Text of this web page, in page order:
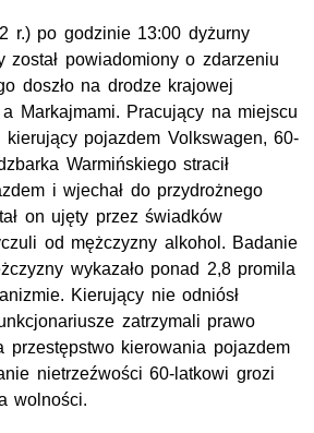
r.) po godzinie 13:00 dyżurny
został powiadomiony o zdarzeniu
doszło na drodze krajowej
Markajmami. Pracujący na miejscu
pojazdem Volkswagen, 60-
Warmińskiego stracił
i wjechał do przydrożnego
on ujęty przez świadków
od mężczyzny alkohol. Badanie
wykazało ponad 2,8 promila
Kierujący nie odniósł
zatrzymali prawo
przestępstwo kierowania pojazdem
nietrzeźwości 60-latkowi grozi
wolności.